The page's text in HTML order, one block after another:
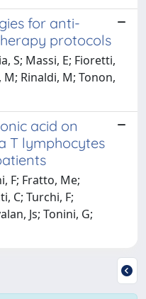
for anti-
protocols
S; Massi, E; Fioretti,
M; Rinaldi, M; Tonon,
acid on
T lymphocytes
F; Fratto, Me;
C; Turchi, F;
Js; Tonini, G;